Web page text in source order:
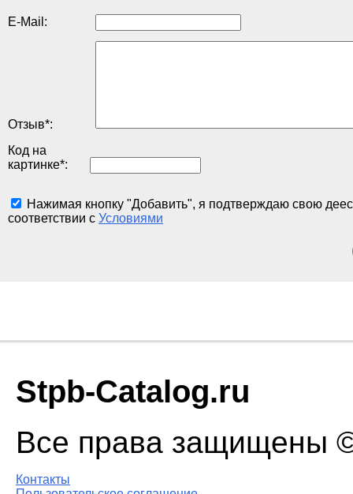
E-Mail:
Отзыв*:
Код на
картинке*:
Нажимая кнопку "Добавить", я подтверждаю свою
соответствии с Условиями
Stpb-Catalog.ru
Все права защищены
Контакты